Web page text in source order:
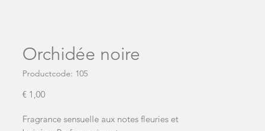
Orchidée noire
Productcode: 105
€ 1,00Prijs
Fragrance sensuelle aux notes fleuries et